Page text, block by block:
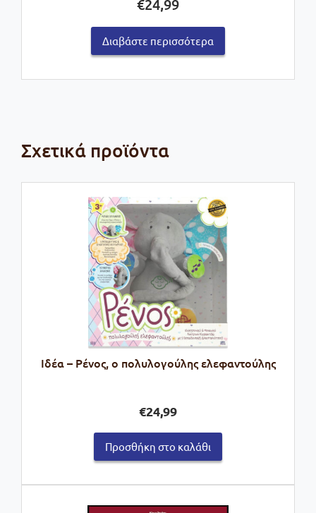
€24,99
Διαβάστε περισσότερα
Σχετικά προϊόντα
Ιδέα – Ρένος, ο πολυλογούλης ελεφαντούλης
€24,99
Προσθήκη στο καλάθι